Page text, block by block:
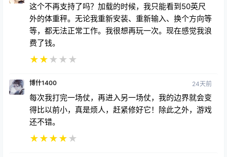
这个不再支持了吗？加载的时候，我只能看到50英尺
外的体重秤。无论我重新安装、重新输入、换个方向等
等，都无法正常工作。我很想再玩一次。现在感觉我浪
费了钱。
★★★ ★ ★
博什1400 24天前
每次我打完一场仗，再进入另一场仗，我的边界就会变
得比以前小，真是烦人，赶紧修好它！除此之外，游戏
还不错。
★★★★★